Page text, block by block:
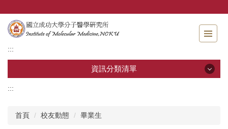
主
內
容
:::
資訊分類清單
:::
首頁 校友動態 畢業生